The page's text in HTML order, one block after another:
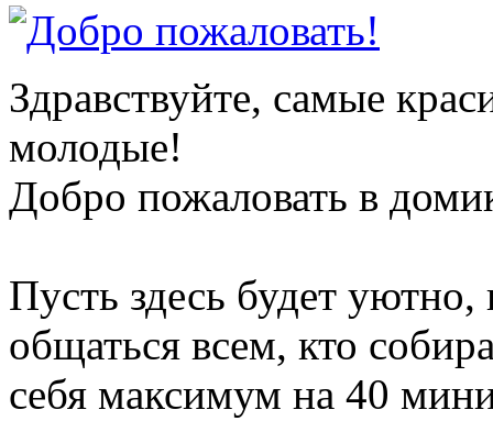
Здравствуйте, самые
молодые!
Добро пожаловать в
Пусть здесь будет
общаться всем, кто
себя максимум на 40